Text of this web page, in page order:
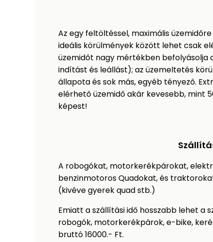
Az egy feltöltéssel, maximális
ideális körülmények között lehet csak
üzemidőt nagy mértékben befolyásolja
indítást és leállást); az üzemeltetés
állapota és sok más, egyéb tényező.
elérhető üzemidő akár kevesebb, mint
képest!
A robogókat, motorkerékpárokat,
benzinmotoros Quadokat, és
(kivéve gyerek quad stb.)
Emiatt a szállítási idő hosszabb lehet a
robogók, motorkerékpárok, e-bike,
bruttó 16000.- Ft.